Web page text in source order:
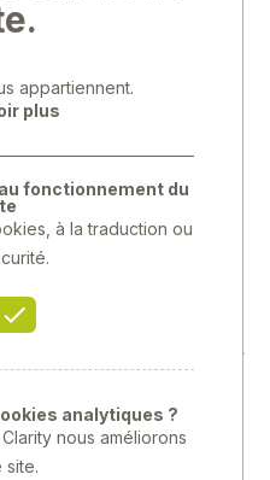
8900 TERRA
0002670490
appartiennent.
plus
fonctionnement du
à la traduction ou
analytiques ?
nous améliorons
site.